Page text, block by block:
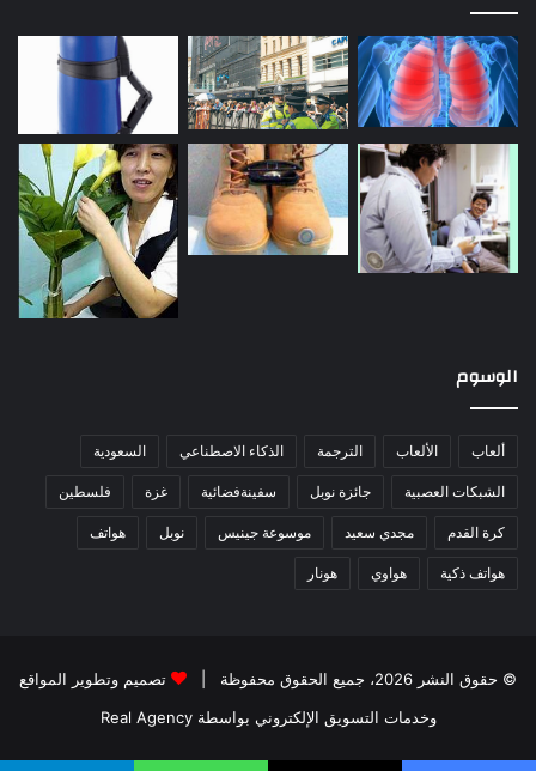
الوسوم
ألعاب الألعاب الترجمة الذكاء الاصطناعي السعودية
الشبكات العصبية جائزة نوبل سفينةفضائية غزة فلسطين
كرة القدم مجدي سعيد موسوعة جينيس نوبل هواتف
هواتف ذكية هواوي هونار
© حقوق النشر 2026، جميع الحقوق محفوظة |
تصميم وتطوير المواقع
وخدمات التسويق الإلكتروني بواسطة Real Agency